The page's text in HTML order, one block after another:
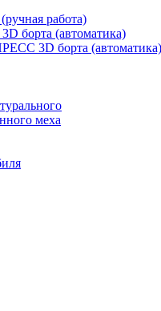
работа)
борта (автоматика)
3D борта (автоматика)
меха